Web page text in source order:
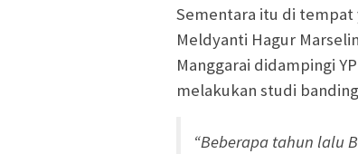
Sementara itu di tempat
Meldyanti Hagur
Manggarai didampingi
melakukan studi
“Beberapa tahun lalu